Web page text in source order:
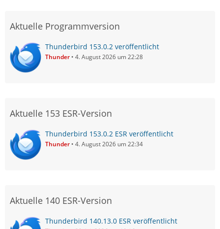
Aktuelle Programmversion
Thunderbird 153.0.2 veröffentlicht
Thunder 4. August 2026 um 22:28
Aktuelle 153 ESR-Version
Thunderbird 153.0.2 ESR veröffentlicht
Thunder 4. August 2026 um 22:34
Aktuelle 140 ESR-Version
Thunderbird 140.13.0 ESR veröffentlicht